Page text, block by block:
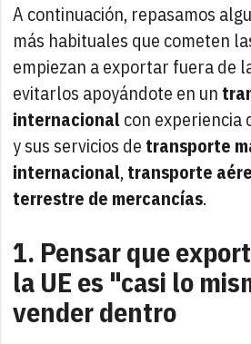
A continuación, repasamos
más habituales que cometen
empiezan a exportar fuera de
evitarlos apoyándote en un
internacionalcon experiencia
y sus servicios de transporte
internacional,transporte
terrestre de mercancías.
1. Pensar que
la UE es "casi lo
vender dentro